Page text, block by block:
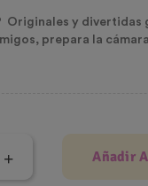
Originales y divertidas
prepara la
Añadir